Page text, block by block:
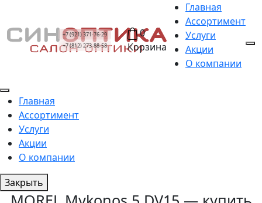
+7 (921) 371-76-29
+7 (812) 273-88-58
0
Корзина
Главная
Ассортимент
Услуги
Акции
О компании
Главная
Ассортимент
Услуги
Акции
О компании
Закрыть